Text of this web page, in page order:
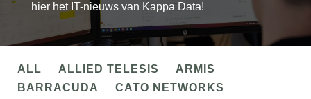
hier het IT-nieuws van Kappa Data!
ALL ALLIED TELESIS
ARMIS
BARRACUDA
CATO NETWORKS